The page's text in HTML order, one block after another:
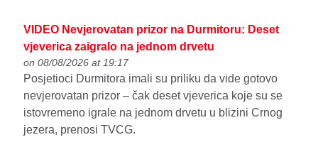
VIDEO Nevjerovatan prizor na Durmitoru: Deset
vjeverica zaigralo na jednom drvetu
on 08/08/2026 at 19:17
Posjetioci Durmitora imali su priliku da vide gotovo
nevjerovatan prizor – čak deset vjeverica koje su se
istovremeno igrale na jednom drvetu u blizini Crnog
jezera, prenosi TVCG.